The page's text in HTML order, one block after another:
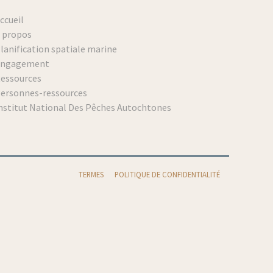
propos
spatiale marine
ressources
National Des Pêches Autochtones
TERMES POLITIQUE DE CONFIDENTIALITÉ